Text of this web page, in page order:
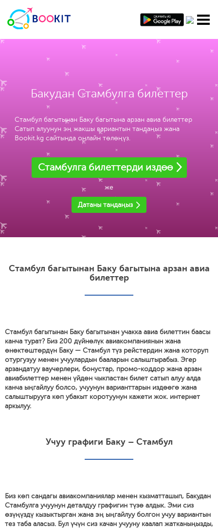
Бакудан Стамбулга билеттер
Стамбул багытынан Баку багытына арзан авиа билеттер
Сатып алуунун эң жакшы вариантын тандаңыз жана
Bookit.kg сайтында онлайн төлөңүз.
Стамбулга билеттерди издөө
же
Датаны тандаңыз
Стамбул багытынан Баку багытына арзан авиа
билеттер
Стамбул багытынан Баку багытынан учакка авиа билеттин баасы
канча турат? Биз 200 дүйнөлүк авиакомпаниянын жана
өнөктөштөрдүн Баку — Стамбул түз рейстердин жана которуп
отургузуу менен учуулардын бааларын салыштырабыз. Эгер
арзандатуу ваучерлери, бонустар, промо-коддор жана арзан
авиабилеттер менен үйдөн чыкпастан билет сатып алуу алда
канча ыңгайлуу болсо, учуунун варианттарын издөөгө жана
салыштырууга көп убакыт коротуунун кажети жок. интернет
аркылуу.
Учуу графиги Баку – Стамбул
Биз көп сандагы авиакомпаниялар менен кызматташып, Бакудан
Стамбулга учуунун деталдуу графигин түзө алдык. Эми сиз
өзүңүздү кызыктырган жана эң ыңгайлуу болгон учуу вариантын
тез таба аласыз. Бул үчүн сиз качан учууну каалап жатканыңызды,